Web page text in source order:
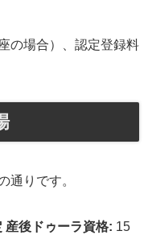
の場合）、認定登録料
通りです。
産後ドゥーラ資格: 15